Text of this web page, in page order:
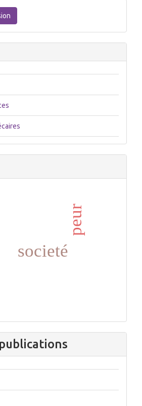
societé
peur